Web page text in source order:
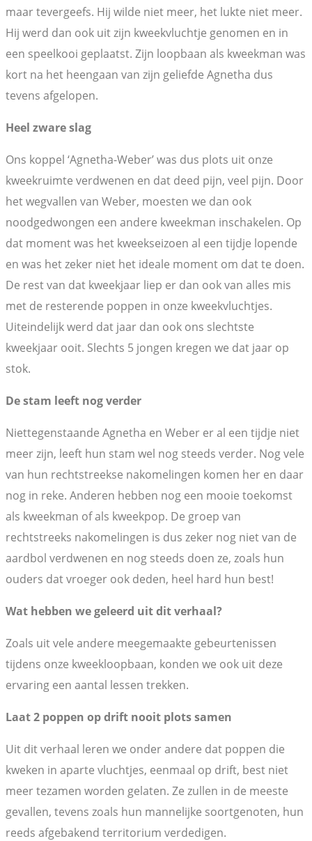
maar tevergeefs. Hij wilde niet meer, het lukte niet meer.
Hij werd dan ook uit zijn kweekvluchtje genomen en in
een speelkooi geplaatst. Zijn loopbaan als kweekman was
kort na het heengaan van zijn geliefde Agnetha dus
tevens afgelopen.
Heel zware slag
Ons koppel ‘Agnetha-Weber’ was dus plots uit onze
kweekruimte verdwenen en dat deed pijn, veel pijn. Door
het wegvallen van Weber, moesten we dan ook
noodgedwongen een andere kweekman inschakelen. Op
dat moment was het kweekseizoen al een tijdje lopende
en was het zeker niet het ideale moment om dat te doen.
De rest van dat kweekjaar liep er dan ook van alles mis
met de resterende poppen in onze kweekvluchtjes.
Uiteindelijk werd dat jaar dan ook ons slechtste
kweekjaar ooit. Slechts 5 jongen kregen we dat jaar op
stok.
De stam leeft nog verder
Niettegenstaande Agnetha en Weber er al een tijdje niet
meer zijn, leeft hun stam wel nog steeds verder. Nog vele
van hun rechtstreekse nakomelingen komen her en daar
nog in reke. Anderen hebben nog een mooie toekomst
als kweekman of als kweekpop. De groep van
rechtstreeks nakomelingen is dus zeker nog niet van de
aardbol verdwenen en nog steeds doen ze, zoals hun
ouders dat vroeger ook deden, heel hard hun best!
Wat hebben we geleerd uit dit verhaal?
Zoals uit vele andere meegemaakte gebeurtenissen
tijdens onze kweekloopbaan, konden we ook uit deze
ervaring een aantal lessen trekken.
Laat 2 poppen op drift nooit plots samen
Uit dit verhaal leren we onder andere dat poppen die
kweken in aparte vluchtjes, eenmaal op drift, best niet
meer tezamen worden gelaten. Ze zullen in de meeste
gevallen, tevens zoals hun mannelijke soortgenoten, hun
reeds afgebakend territorium verdedigen.